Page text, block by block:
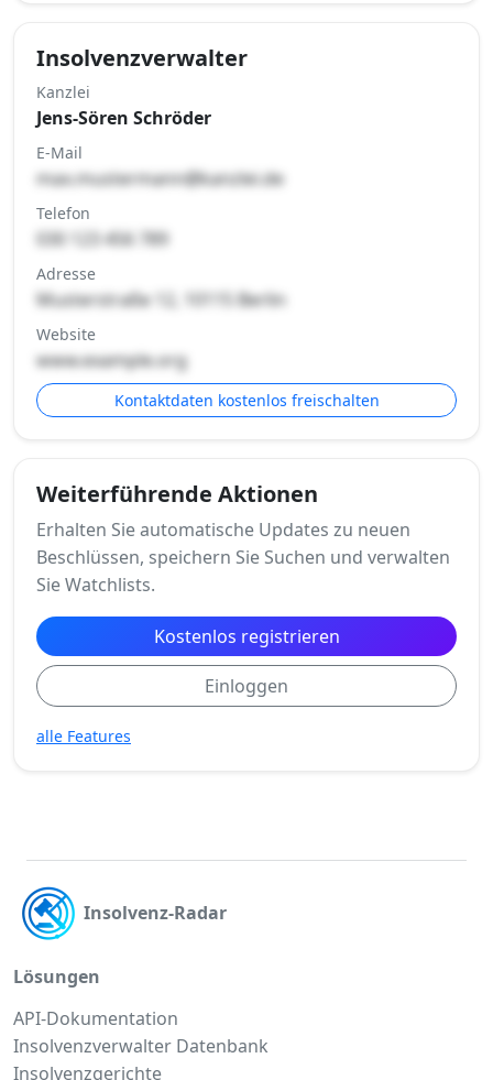
Insolvenzverwalter
Kanzlei
Jens-Sören Schröder
E-Mail
max.mustermann@kanzlei.de
Telefon
030 123 456 789
Adresse
Musterstraße 12, 10115 Berlin
Website
www.example.org
Kontaktdaten kostenlos freischalten
Weiterführende Aktionen
Erhalten Sie automatische Updates zu neuen
Beschlüssen, speichern Sie Suchen und verwalten
Sie Watchlists.
Kostenlos registrieren
Einloggen
alle Features
Insolvenz-Radar
Lösungen
API-Dokumentation
Insolvenzverwalter Datenbank
Insolvenzgerichte